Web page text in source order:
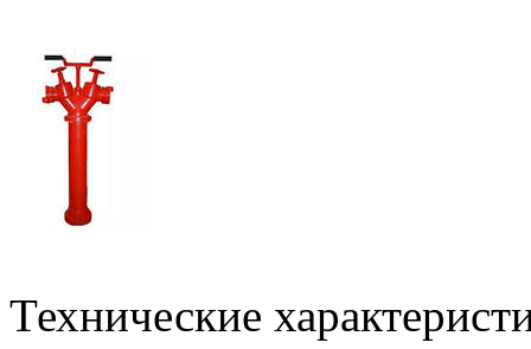
Технические